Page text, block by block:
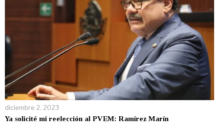
diciembre 2, 2023
Ya solicité mi reelección al PVEM: Ramírez Marín